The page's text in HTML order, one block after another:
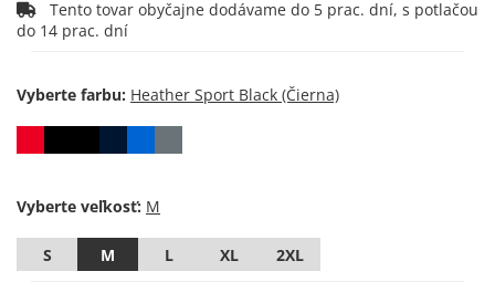
do 14 prac. dní
Vyberte farbu:
Vyberte veľkosť:
S M L XL 2XL